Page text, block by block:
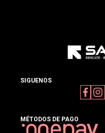
SIGUENOS
MÉTODOS DE PAGO